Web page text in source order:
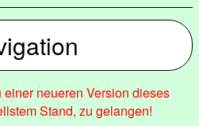
neueren Version dieses
Stand, zu gelangen!